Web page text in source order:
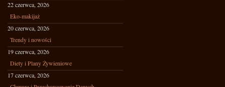
22 czerwca, 2026
Eko-makijaż
20 czerwca, 2026
Trendy i nowości
19 czerwca, 2026
Diety i Plany Żywieniowe
17 czerwca, 2026